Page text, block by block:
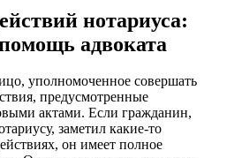
нотариуса:
адвоката
уполномоченное совершать
предусмотренные
актами. Если гражданин,
заметил какие-то
он имеет полное